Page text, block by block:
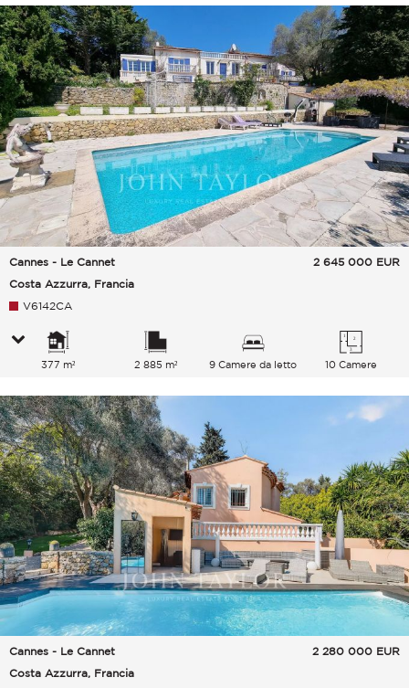
Cannes - Le Cannet
Costa Azzurra, Francia
2 645 000 EUR
V6142CA
377 m² 2 885 m² 9 Camere da letto 10 Camere
Cannes - Le Cannet
Costa Azzurra, Francia
2 280 000 EUR